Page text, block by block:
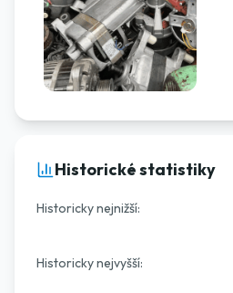
Historické statistiky
Historicky nejnižší:
Historicky nejvyšší: